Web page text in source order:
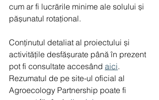
cum ar fi lucrările minime ale solului și
pășunatul rotațional.
Conținutul detaliat al proiectului și
activitățile desfășurate până în prezent
pot fi consultate accesând aici.
Rezumatul de pe site-ul oficial al
Agroecology Partnership poate fi